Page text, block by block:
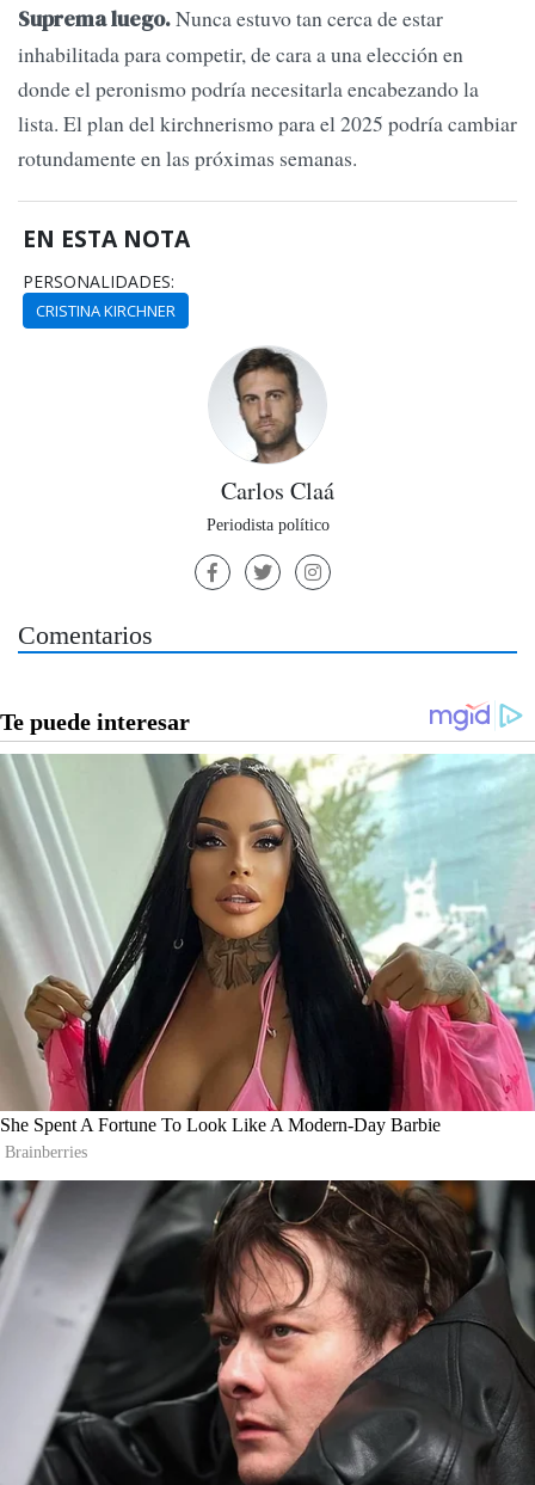
Suprema luego.Nunca estuvo tan cerca de estar
inhabilitada para competir, de cara a una elección en
donde el peronismo podría necesitarla encabezando la
lista. El plan del kirchnerismo para el 2025 podría cambiar
rotundamente en las próximas semanas.
EN ESTA NOTA
PERSONALIDADES:
CRISTINA KIRCHNER
Carlos Claá
Periodista político
Comentarios